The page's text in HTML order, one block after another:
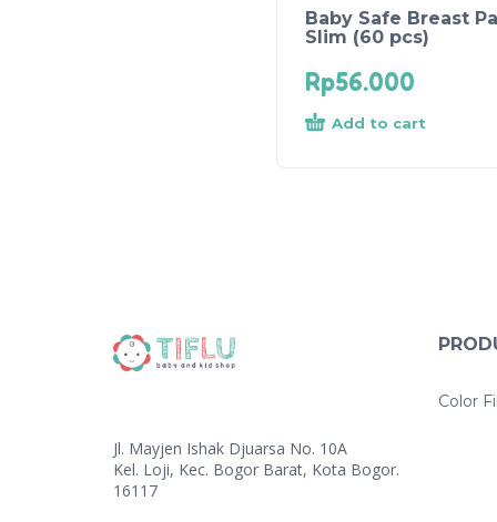
Baby Safe Breast
Slim (60 pcs)
Rp56.000
Add to cart
Jl. Mayjen Ishak Djuarsa No. 10A
Kel. Loji, Kec. Bogor Barat, Kota Bogor.
16117
Color